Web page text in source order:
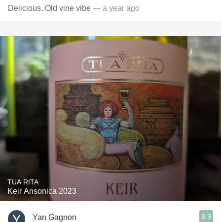
Delicious. Old vine vibe — a year ago
TUA RITA
Keir Ansonica 2023
Yan Gagnon 8.9